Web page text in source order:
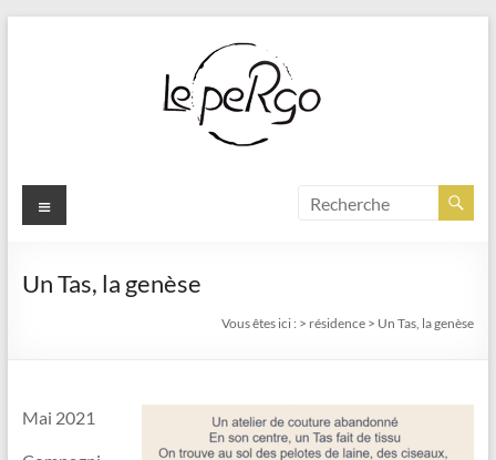
Menu
Un Tas, la genèse
Vous êtes ici : > résidence > Un Tas, la genèse
Mai 2021